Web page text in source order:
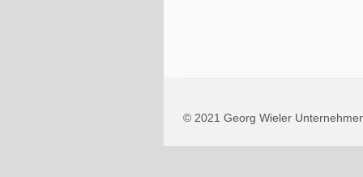
© 2021 Georg Wieler